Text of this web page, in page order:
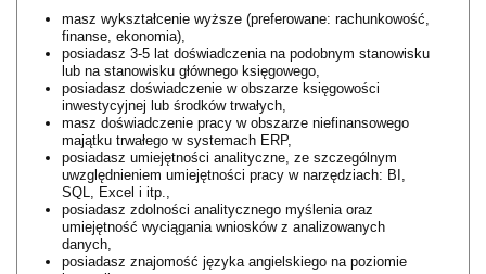
masz wykształcenie wyższe (preferowane: rachunkowość,
finanse, ekonomia),
posiadasz 3-5 lat doświadczenia na podobnym stanowisku
lub na stanowisku głównego księgowego,
posiadasz doświadczenie w obszarze księgowości
inwestycyjnej lub środków trwałych,
masz doświadczenie pracy w obszarze niefinansowego
majątku trwałego w systemach ERP,
posiadasz umiejętności analityczne, ze szczególnym
uwzględnieniem umiejętności pracy w narzędziach: BI,
SQL, Excel i itp.,
posiadasz zdolności analitycznego myślenia oraz
umiejętność wyciągania wniosków z analizowanych
danych,
posiadasz znajomość języka angielskiego na poziomie